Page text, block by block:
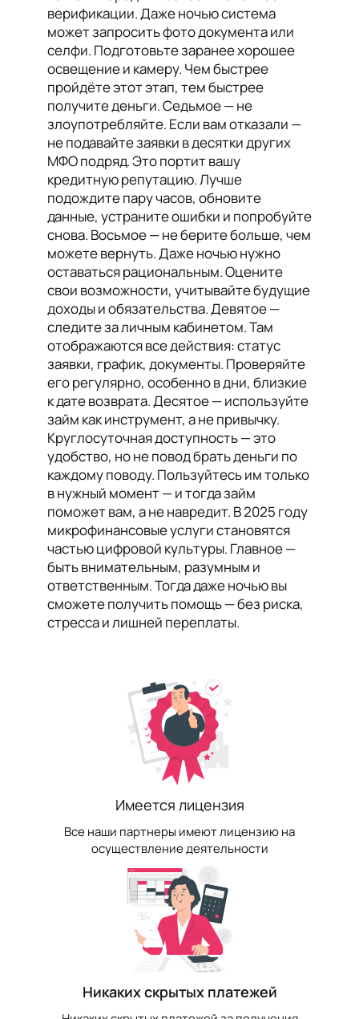
верификации. Даже ночью система
может запросить фото документа или
селфи. Подготовьте заранее хорошее
освещение и камеру. Чем быстрее
пройдёте этот этап, тем быстрее
получите деньги. Седьмое — не
злоупотребляйте. Если вам отказали —
не подавайте заявки в десятки других
МФО подряд. Это портит вашу
кредитную репутацию. Лучше
подождите пару часов, обновите
данные, устраните ошибки и попробуйте
снова. Восьмое — не берите больше, чем
можете вернуть. Даже ночью нужно
оставаться рациональным. Оцените
свои возможности, учитывайте будущие
доходы и обязательства. Девятое —
следите за личным кабинетом. Там
отображаются все действия: статус
заявки, график, документы. Проверяйте
его регулярно, особенно в дни, близкие
к дате возврата. Десятое — используйте
займ как инструмент, а не привычку.
Круглосуточная доступность — это
удобство, но не повод брать деньги по
каждому поводу. Пользуйтесь им только
в нужный момент — и тогда займ
поможет вам, а не навредит. В 2025 году
микрофинансовые услуги становятся
частью цифровой культуры. Главное —
быть внимательным, разумным и
ответственным. Тогда даже ночью вы
сможете получить помощь — без риска,
стресса и лишней переплаты.
Имеется лицензия
Все наши партнеры имеют лицензию на
осуществление деятельности
Никаких скрытых платежей